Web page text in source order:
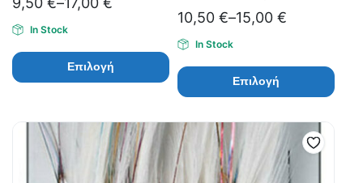
In Stock
Επιλογή
10,50 €–15,00 €
In Stock
Επιλογή